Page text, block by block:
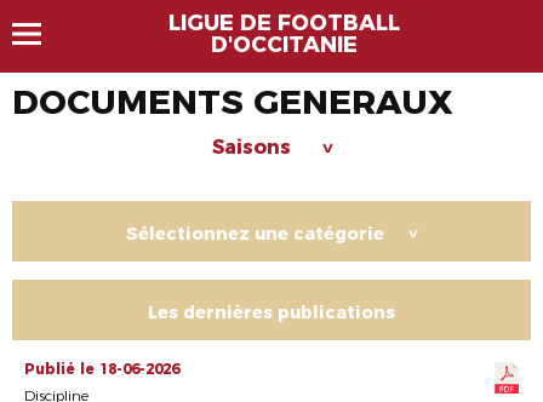
LIGUE DE FOOTBALL
D'OCCITANIE
DOCUMENTS GENERAUX
Saisons >
Sélectionnez une catégorie >
Les dernières publications
Publié le 18-06-2026
Discipline